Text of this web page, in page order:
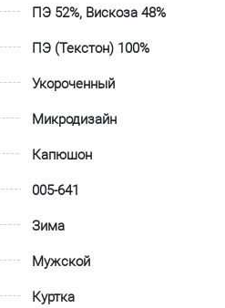
ПЭ 52%, Вискоза 48%
ПЭ (Текстон) 100%
Укороченный
Микродизайн
Капюшон
005-641
Зима
Мужской
Куртка